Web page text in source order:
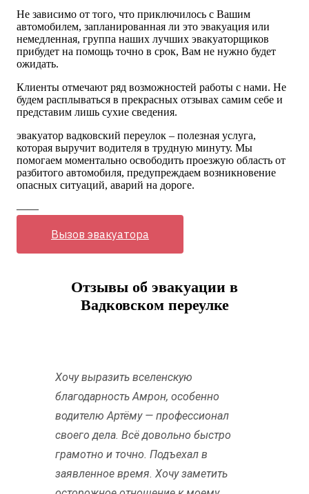
Не зависимо от того, что приключилось с Вашим
автомобилем, запланированная ли это эвакуация или
немедленная, группа наших лучших эвакуаторщиков
прибудет на помощь точно в срок, Вам не нужно будет
ожидать.
Клиенты отмечают ряд возможностей работы с нами. Не
будем расплываться в прекрасных отзывах самим себе и
представим лишь сухие сведения.
эвакуатор вадковский переулок – полезная услуга,
которая выручит водителя в трудную минуту. Мы
помогаем моментально освободить проезжую область от
разбитого автомобиля, предупреждаем возникновение
опасных ситуаций, аварий на дороге.
——
Вызов эвакуатора
Отзывы об эвакуации в
Вадковском переулке
Хочу выразить вселенскую
благодарность Амрон, особенно
водителю Артёму — профессионал
своего дела. Всё довольно быстро
грамотно и точно. Подъехал в
заявленное время. Хочу заметить